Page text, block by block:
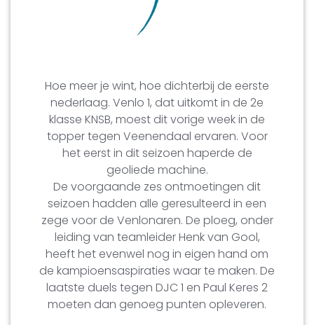
Hoe meer je wint, hoe dichterbij de eerste
nederlaag. Venlo 1, dat uitkomt in de 2e
klasse KNSB, moest dit vorige week in de
topper tegen Veenendaal ervaren. Voor
het eerst in dit seizoen haperde de
geoliede machine.
De voorgaande zes ontmoetingen dit
seizoen hadden alle geresulteerd in een
zege voor de Venlonaren. De ploeg, onder
leiding van teamleider Henk van Gool,
heeft het evenwel nog in eigen hand om
de kampioensaspiraties waar te maken. De
laatste duels tegen DJC 1 en Paul Keres 2
moeten dan genoeg punten opleveren.